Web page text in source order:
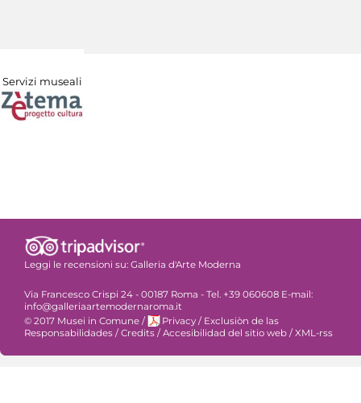
Servizi museali
Leggi le recensioni su: Galleria d'Arte Moderna
Via Francesco Crispi 24 - 00187 Roma - Tel. +39 060608 E-mail:
info@galleriaartemodernaroma.it
© 2017 Musei in Comune / Privacy / Exclusiòn de las
Responsabilidades / Credits / Accesibilidad del sitio web / XML-rss